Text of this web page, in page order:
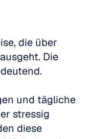
die über
Die
und tägliche
stressig
diese